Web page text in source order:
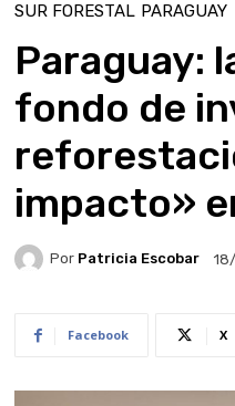
SUR FORESTAL PARAGUAY
Paraguay:
fondo de
impacto»
Por Patricia Escobar
Facebook X